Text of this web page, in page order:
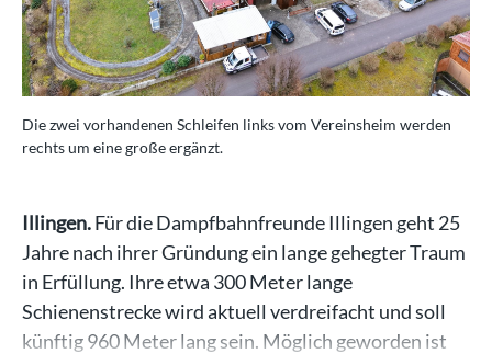
Die zwei vorhandenen Schleifen links vom Vereinsheim werden
rechts um eine große ergänzt.
Illingen.Für die Dampfbahnfreunde Illingen geht 25
Jahre nach ihrer Gründung ein lange gehegter Traum
in Erfüllung. Ihre etwa 300 Meter lange
Schienenstrecke wird aktuell verdreifacht und soll
künftig 960 Meter lang sein. Möglich geworden ist